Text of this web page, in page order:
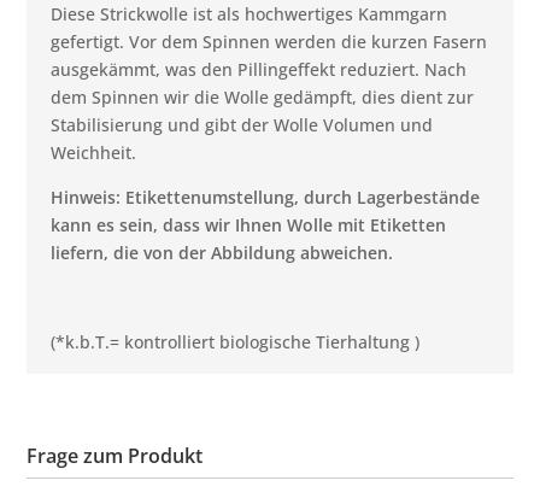
Diese Strickwolle ist als hochwertiges Kammgarn
gefertigt. Vor dem Spinnen werden die kurzen Fasern
ausgekämmt, was den Pillingeffekt reduziert. Nach
dem Spinnen wir die Wolle gedämpft, dies dient zur
Stabilisierung und gibt der Wolle Volumen und
Weichheit.
Hinweis: Etikettenumstellung, durch Lagerbestände
kann es sein, dass wir Ihnen Wolle mit Etiketten
liefern, die von der Abbildung abweichen.
(*k.b.T.= kontrolliert biologische Tierhaltung )
Frage zum Produkt